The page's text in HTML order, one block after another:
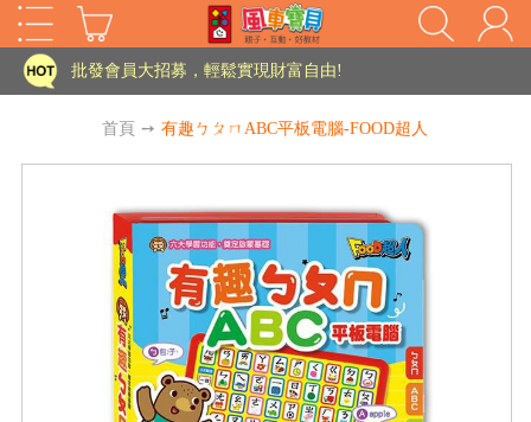
HOT
家長樂了!「風車書版集團暨FOOD超人企業總部」目前正興建中!
批發會員大招募，輕鬆實現財富自由!
老師您好!!幼教會員火熱招募中~
海外購物免煩惱！點我查看『海外購物流程說明』
批發會員大招募，輕鬆實現財富自由!
老師您好!!幼教會員火熱招募中~
首頁 ➙ 有趣ㄅㄆㄇABC平板電腦-FOOD超人